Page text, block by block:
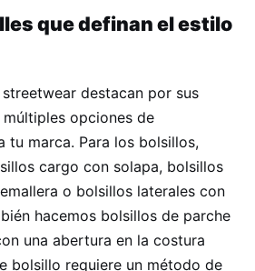
que definan el estilo
destacan por sus
opciones de
tu marca. Para los bolsillos,
cargo con solapa, bolsillos
o bolsillos laterales con
hacemos bolsillos de parche
una abertura en la costura
bolsillo requiere un método de